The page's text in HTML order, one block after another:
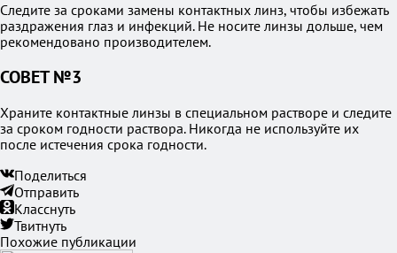
Следите за сроками замены контактных линз, чтобы избежать
раздражения глаз и инфекций. Не носите линзы дольше, чем
рекомендовано производителем.
СОВЕТ №3
Храните контактные линзы в специальном растворе и следите
за сроком годности раствора. Никогда не используйте их
после истечения срока годности.
Поделиться
Отправить
Класснуть
Твитнуть
Похожие публикации